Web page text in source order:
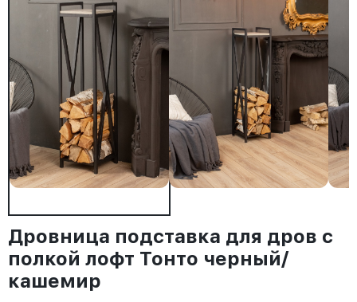
Дровница подставка для дров с
полкой лофт Тонто черный/
кашемир